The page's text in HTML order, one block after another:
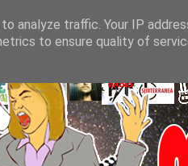
analyze traffic. Your IP
to ensure quality of